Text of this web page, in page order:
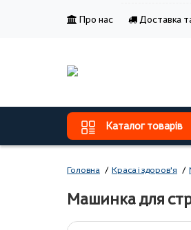
Про нас Доставка
Каталог товарів
Головна Краса і здоров'я
Машинка для